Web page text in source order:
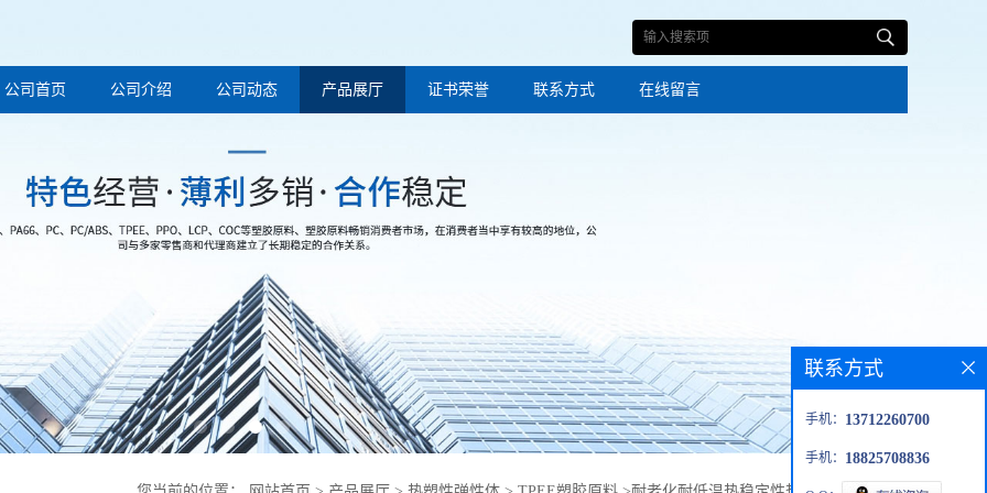
公司首页 公司介绍 公司动态 产品展厅 证书荣誉 联系方式 在线留言
联系方式
手机： 13712260700
手机： 18825708836